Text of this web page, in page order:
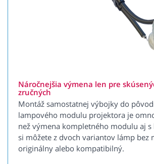
Náročnejšia výmena len pre
zručných
Montáž samostatnej výbojky do
lampového modulu projektora je
než výmena kompletného modulu aj
si môžete z dvoch variantov lámp bez
originálny alebo kompatibilný.